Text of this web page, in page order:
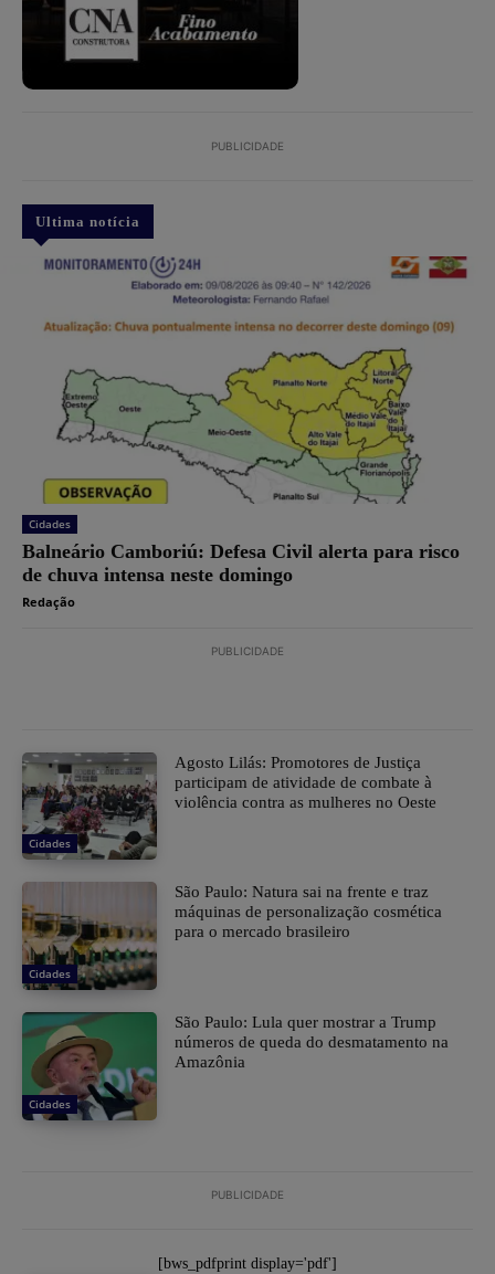
PUBLICIDADE
Ultima notícia
Cidades
Balneário Camboriú: Defesa Civil alerta para risco
de chuva intensa neste domingo
Redação
PUBLICIDADE
Cidades
Agosto Lilás: Promotores de Justiça
participam de atividade de combate à
violência contra as mulheres no Oeste
Cidades
São Paulo: Natura sai na frente e traz
máquinas de personalização cosmética
para o mercado brasileiro
Cidades
São Paulo: Lula quer mostrar a Trump
números de queda do desmatamento na
Amazônia
PUBLICIDADE
[bws_pdfprint display='pdf']